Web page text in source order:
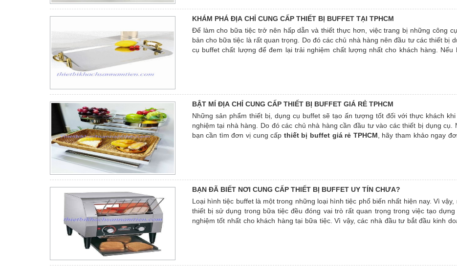
KHÁM PHÁ ĐỊA CHỈ CUNG CẤP THIẾT BỊ BUFFET TẠI TPHCM
Để làm cho bữa tiệc trở nên hấp dẫn và thiết thực hơn, việc trang bị những công
bản cho bữa tiệc là rất quan trọng. Do đó các chủ nhà hàng nên đầu tư các thiết bị
cụ buffet chất lượng để đem lại trải nghiệm chất lượng nhất cho khách hàng. Nếu
BẬT MÍ ĐỊA CHỈ CUNG CẤP THIẾT BỊ BUFFET GIÁ RẺ TPHCM
Những sản phẩm thiết bị, dụng cụ buffet sẽ tạo ấn tượng tốt đối với thực khách khi
nghiệm tại nhà hàng. Do đó các chủ nhà hàng cần đầu tư vào các thiết bị dụng cụ.
bạn cần tìm đơn vị cung cấp thiết bị buffet giá rẻ TPHCM , hãy tham khảo ngay
BẠN ĐÃ BIẾT NƠI CUNG CẤP THIẾT BỊ BUFFET UY TÍN CHƯA?
Loại hình tiệc buffet là một trong những loại hình tiệc phổ biến nhất hiện nay. Vì vậy,
thiết bị sử dụng trong bữa tiệc đều đóng vai trò rất quan trọng trong việc tạo dựng
nghiệm tốt nhất cho khách hàng tại bữa tiệc. Vì vậy, các nhà đầu tư bắt đầu kinh